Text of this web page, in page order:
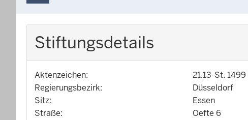
Stiftungsdetails
Aktenzeichen:
21.13-St. 1499
Regierungsbezirk:
Düsseldorf
Sitz:
Essen
Straße:
Oefte 6